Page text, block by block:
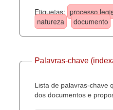
Etiquetas: processo
natureza
documento
Palavras-chave
Lista de palavras-chave
dos documentos e